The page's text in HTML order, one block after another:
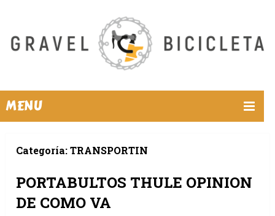
MENU
Categoría:TRANSPORTIN
PORTABULTOS THULE OPINION
DE COMO VA